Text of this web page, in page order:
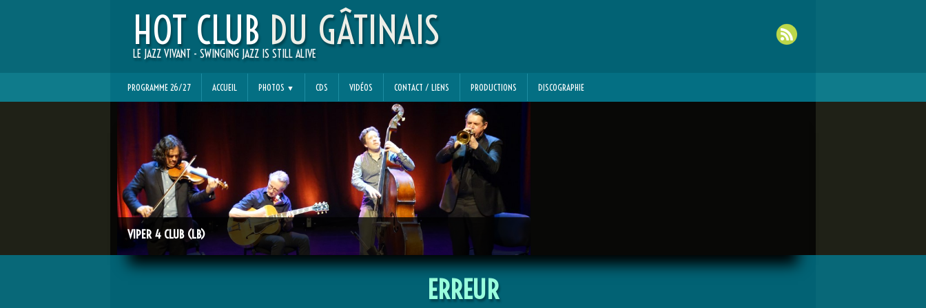
HOT CLUB DU GÂTINAIS
LE JAZZ VIVANT - SWINGING JAZZ IS STILL ALIVE
PROGRAMME 26/27 ACCUEIL PHOTOS ▼ CDS VIDÉOS CONTACT / LIENS PRODUCTIONS DISCOGRAPHIE
VIPER 4 CLUB (LB)
ERREUR